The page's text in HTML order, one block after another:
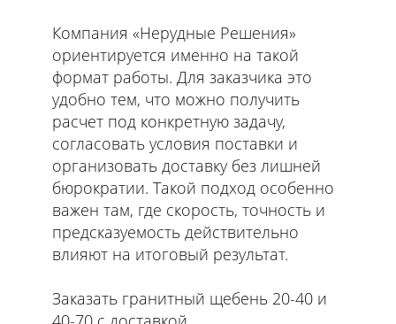
Компания «Нерудные Решения»
ориентируется именно на такой
формат работы. Для заказчика это
удобно тем, что можно получить
расчет под конкретную задачу,
согласовать условия поставки и
организовать доставку без лишней
бюрократии. Такой подход особенно
важен там, где скорость, точность и
предсказуемость действительно
влияют на итоговый результат.
Заказать гранитный щебень 20-40 и